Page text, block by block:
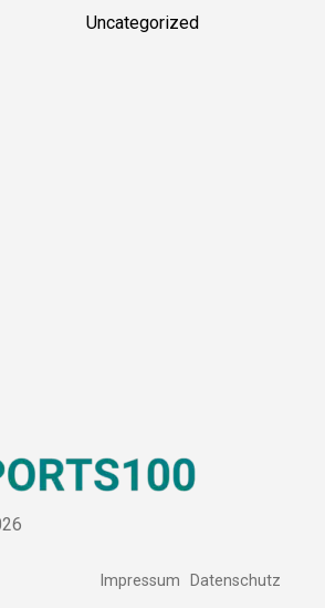
Uncategorized
Impressum Datenschutz